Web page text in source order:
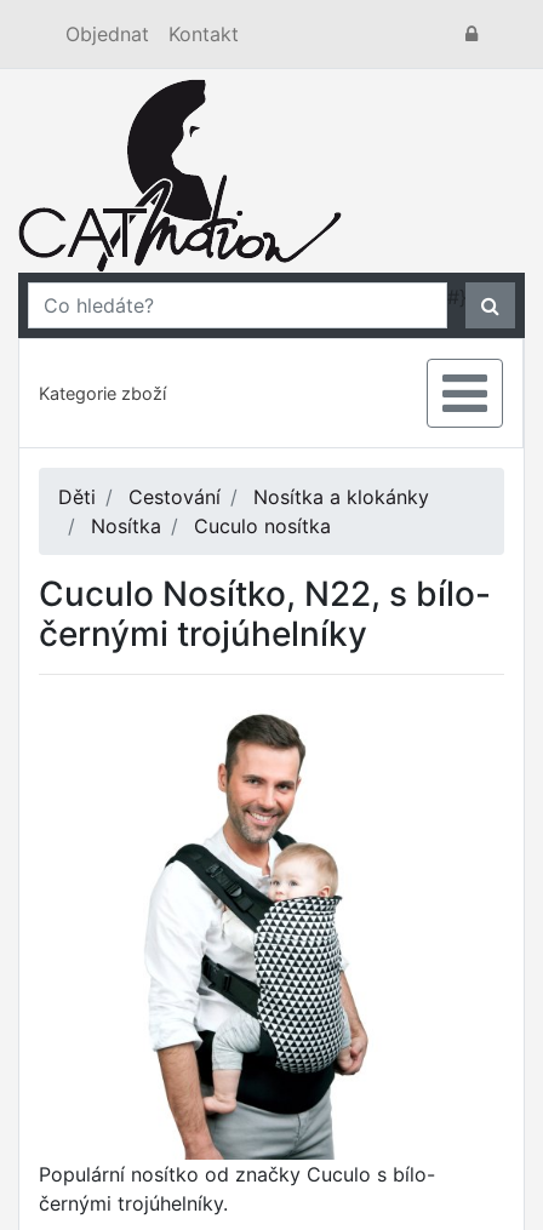
Objednat Kontakt
#}
Kategorie zboží
Děti Cestování
Nosítka a klokánky
Nosítka
Cuculo nosítka
Cuculo Nosítko, N22, s bílo-
černými trojúhelníky
Populární nosítko od značky Cuculo s bílo-
černými trojúhelníky.